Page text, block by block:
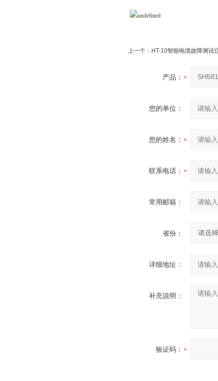
上一个： HT-10智能电缆故障测试
产品：
您的单位：
您的姓名：
联系电话：
常用邮箱：
省份：
详细地址：
补充说明：
验证码：